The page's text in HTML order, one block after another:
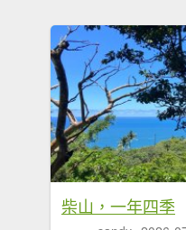
柴山，一年四季